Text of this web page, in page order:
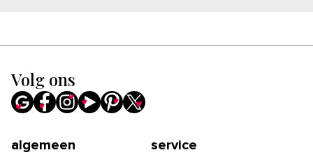
Volg ons
algemeen
service